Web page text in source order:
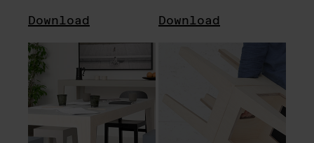
Download Download